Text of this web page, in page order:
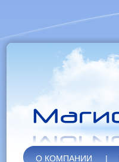
О КОМПАНИИ |